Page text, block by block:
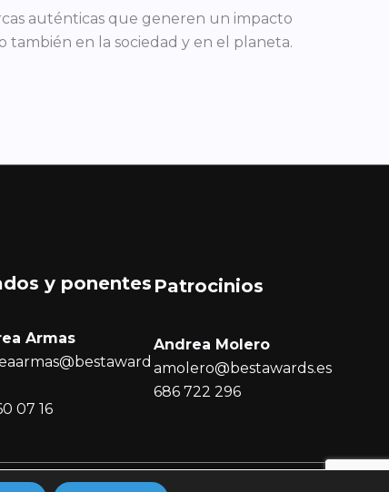
auténticas que generen un impacto
también en la sociedad y en el planeta.
y ponentes
Armas
07 16
Patrocinios
Andrea Molero
amolero@bestawards.es
686 722 296